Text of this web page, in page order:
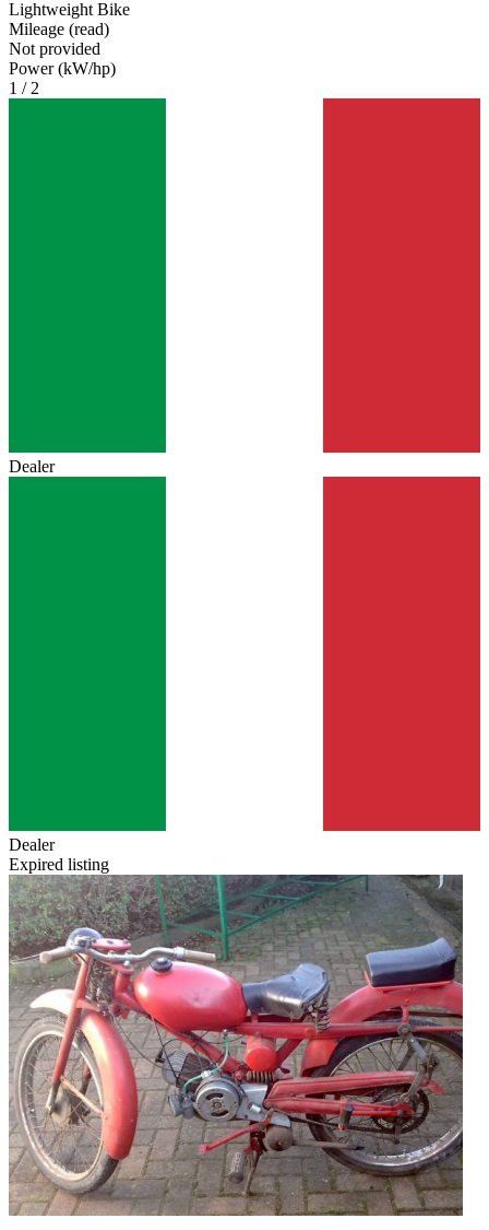
Lightweight Bike
Mileage (read)
Not provided
Power (kW/hp)
1 / 2
Dealer
Dealer
Expired listing